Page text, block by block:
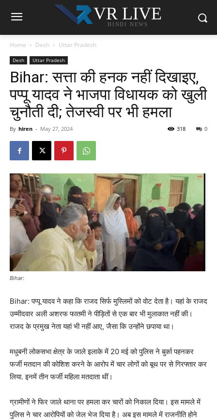
VR LIVE
HINDI NEWS
Home Desh Uttar Pradesh
Desh Uttar Pradesh
Bihar: सत्ता की हनक नहीं दिखाइए,
पप्पू यादव ने भाजपा विधायक को खुली
चुनौती दी; तेजस्वी पर भी हमला
By hiren - May 27, 2024 0
318
Bihar:
Bihar: पप्पू यादव ने कहा कि राजद सिर्फ मुस्लिमों को वोट देता है। यहां के राजद
उम्मीदवार अली अशरफ फातमी ने पीड़ितों से एक बार भी मुलाकात नहीं की।
राजद के प्रमुख नेता यहां भी नहीं आए, जैसा कि उन्होंने छपाया था।
मधुबनी लोकसभा क्षेत्र के जाले इलाके में 20 मई को पुलिस ने बुर्का पहनकर
फर्जी मतदान की कोशिश करने के आरोप में चार लोगों को बूथ पर से गिरफ्तार कर
लिया. इनमें तीन फर्जी महिला मतदाता थीं।
ग्रामीणों ने फिर जाले थाना पर हमला कर चारों को निकाल दिया। इस मामले में
पुलिस ने चार आरोपियों को जेल भेज दिया है। अब इस मामले में राजनीति होने